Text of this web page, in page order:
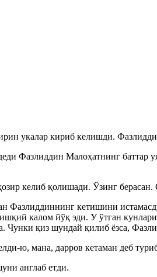
укалар кириб келишди.
Фазлиддин Малоҳатнинг баттар
келиб қолишади. Ўзинг берасан.
Фазлиддиннинг кетишини
калом йўқ эди. У ўтган
Чунки қиз шундай қилиб ёзса,
ю, мана, дарров кетаман деб
англаб етди.